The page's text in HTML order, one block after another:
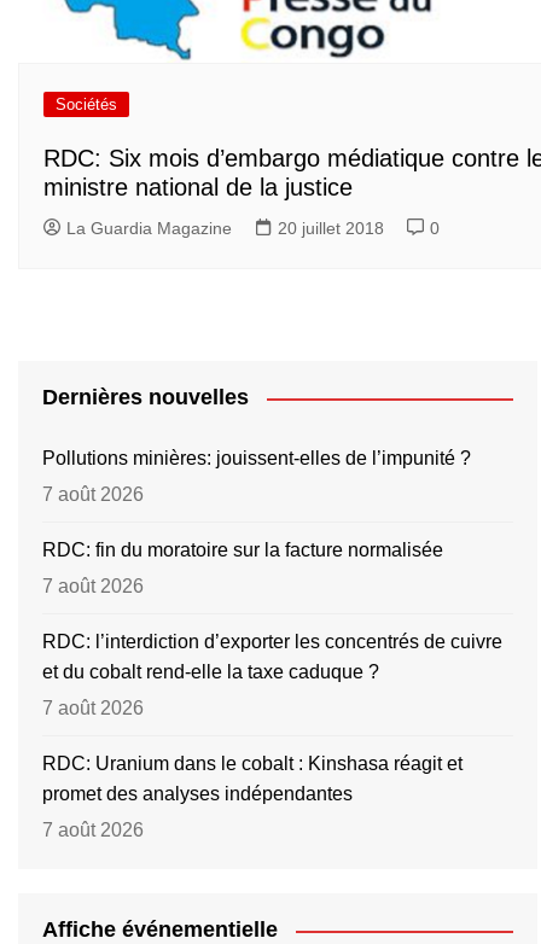
Sociétés
RDC: Six mois d’embargo médiatique contre
ministre national de la justice
La Guardia Magazine 20 juillet 2018 0
Dernières nouvelles
Pollutions minières: jouissent-elles de l’impunité ?
7 août 2026
RDC: fin du moratoire sur la facture normalisée
7 août 2026
RDC: l’interdiction d’exporter les concentrés de cuivre
et du cobalt rend-elle la taxe caduque ?
7 août 2026
RDC: Uranium dans le cobalt : Kinshasa réagit et
promet des analyses indépendantes
7 août 2026
Affiche événementielle